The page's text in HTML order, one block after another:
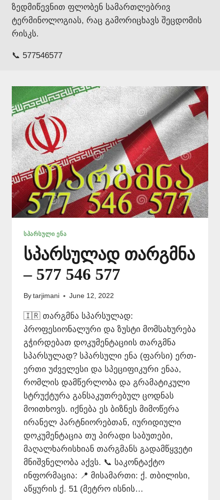
ზედმიწევნით ფლობენ სამართლებრივ
ტერმინოლოგიას, რაც გამორიცხავს შეცდომის
რისკს.
📞 577546577
ᲡᲞᲐᲠᲡᲣᲚᲘ ᲔᲜᲐ
სპარსულად თარგმნა
– 577 546 577
By tarjimani June 12, 2022
🇮🇷 თარგმნა სპარსულად:
პროფესიონალური და ზუსტი მომსახურება
გჭირდებათ დოკუმენტაციის თარგმნა
სპარსულად? სპარსული ენა (ფარსი) ერთ-
ერთი უძველესი და სპეციფიკური ენაა,
რომლის დამწერლობა და გრამატიკული
სტრუქტურა განსაკუთრებულ ცოდნას
მოითხოვს. იქნება ეს ბიზნეს მიმოწერა
ირანელ პარტნიორებთან, იურიდიული
დოკუმენტაცია თუ პირადი საბუთები,
მაღალხარისხიან თარგმანს გადამწყვეტი
მნიშვნელობა აქვს. 📞 საკონტაქტო
ინფორმაცია: 📍 მისამართი: ქ. თბილისი,
აწყურის ქ. 51 (მეტრო ისნის…